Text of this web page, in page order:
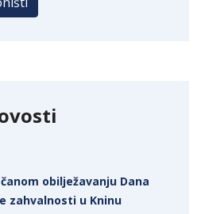
obilježavanju Dana
zahvalnosti u Kninu